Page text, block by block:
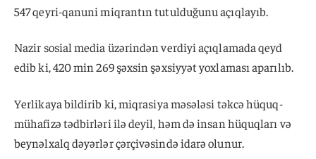
547 qeyri-qanuni miqrantın tutulduğunu açıqlayıb.
Nazir sosial media üzərindən verdiyi açıqlamada qeyd
edib ki, 420 min 269 şəxsin şəxsiyyət yoxlaması aparılıb.
Yerlikaya bildirib ki, miqrasiya məsələsi təkcə hüquq-
mühafizə tədbirləri ilə deyil, həm də insan hüquqları və
beynəlxalq dəyərlər çərçivəsində idarə olunur.